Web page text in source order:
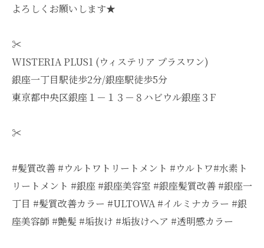
よろしくお願いします★
✂︎
WISTERIA PLUS1 (ウィステリア プラスワン)
銀座一丁目駅徒歩2分/銀座駅徒歩5分
東京都中央区銀座１－１３－８ハビウル銀座３F
✂︎
#髪質改善 #ウルトワトリートメント #ウルトワ#水素ト
リートメント #銀座 #銀座美容室 #銀座髪質改善 #銀座一
丁目 #髪質改善カラー #ULTOWA #イルミナカラー #銀
座美容師 #艶髪 #垢抜け #垢抜けヘア #透明感カラー